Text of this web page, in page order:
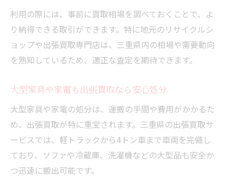
利用の際には、事前に買取相場を調べておくことで、よ
り納得できる取引ができます。特に地元のリサイクルシ
ョップや出張買取専門店は、三重県内の相場や需要動向
を熟知しているため、適正な査定を期待できます。
大型家具や家電も出張買取なら安心処分
大型家具や家電の処分は、運搬の手間や費用がかかるた
め、出張買取が特に重宝されます。三重県の出張買取サ
ービスでは、軽トラックから4トン車まで車両を完備し
ており、ソファや冷蔵庫、洗濯機などの大型品も安全か
つ迅速に搬出可能です。